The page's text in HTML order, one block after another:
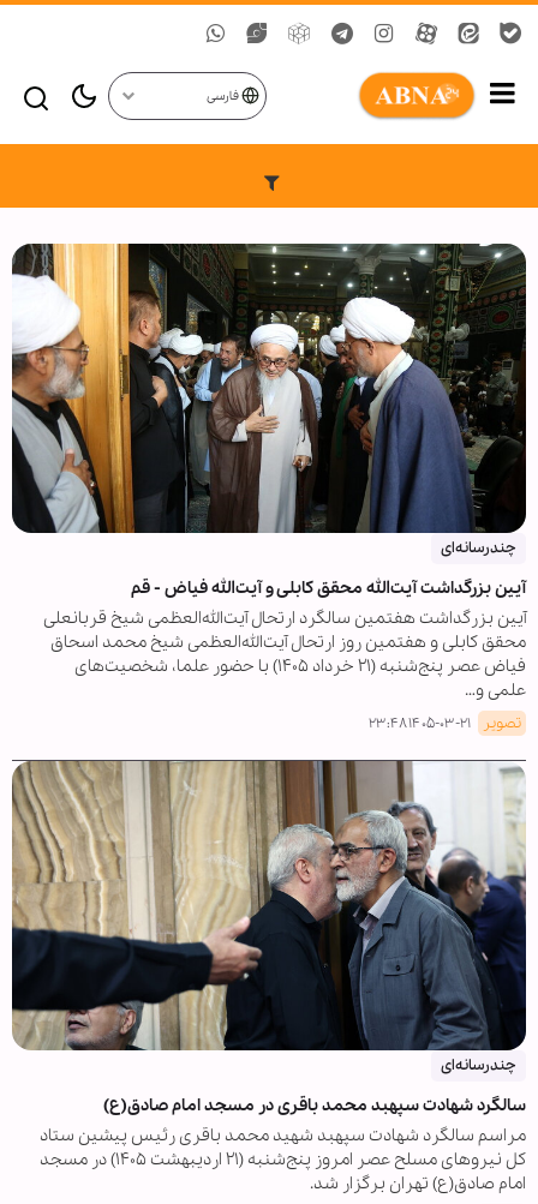
فارسی
چندرسانه‌ای
آیین بزرگداشت آیت‌الله محقق کابلی و آیت‌الله فیاض - قم
آیین بزرگداشت هفتمین سالگرد ارتحال آیت‌الله‌العظمی شیخ قربانعلی
محقق کابلی و هفتمین روز ارتحال آیت‌الله‌العظمی شیخ محمد اسحاق
فیاض عصر پنج‌شنبه (۲۱ خرداد ۱۴۰۵) با حضور علما، شخصیت‌های
علمی و…
تصویر ۱۴۰۵-۰۳-۲۱ ۲۳:۴۸
چندرسانه‌ای
سالگرد شهادت سپهبد محمد باقری در مسجد امام صادق(ع)
مراسم سالگرد شهادت سپهبد شهید محمد باقری رئیس پیشین ستاد
کل نیروهای مسلح عصر امروز پنج‌شنبه (۲۱ اردیبهشت ۱۴۰۵) در مسجد
امام صادق(ع) تهران برگزار شد.